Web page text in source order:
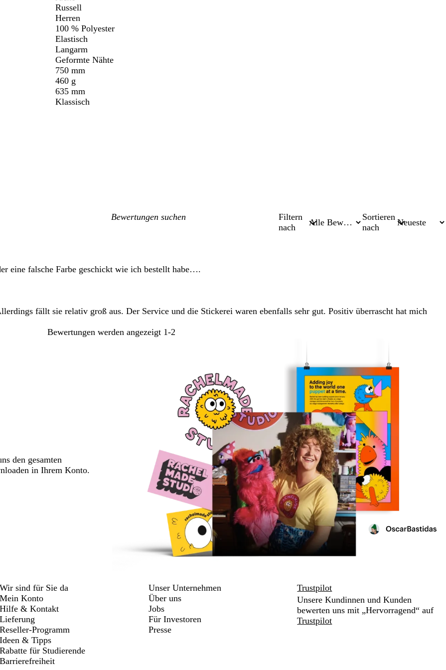
Russell
Herren
100 % Polyester
Elastisch
Langarm
Geformte Nähte
750 mm
460 g
635 mm
Klassisch
Meine
Filtern
nach
Sortieren
nach
eine falsche Farbe geschickt wie ich bestellt habe….
fällt sie relativ groß aus. Der Service und die Stickerei waren ebenfalls sehr gut. Positiv überrascht hat mich
Bewertungen werden angezeigt 1-2
den gesamten
in Ihrem Konto.
Wir sind für Sie da
Mein Konto
Hilfe & Kontakt
Lieferung
Reseller-Programm
Ideen & Tipps
Rabatte für Studierende
Barrierefreiheit
Unser Unternehmen
Über uns
Jobs
Für Investoren
Presse
Trustpilot
Unsere Kundinnen und Kunden
bewerten uns mit „Hervorragend“ auf
Trustpilot